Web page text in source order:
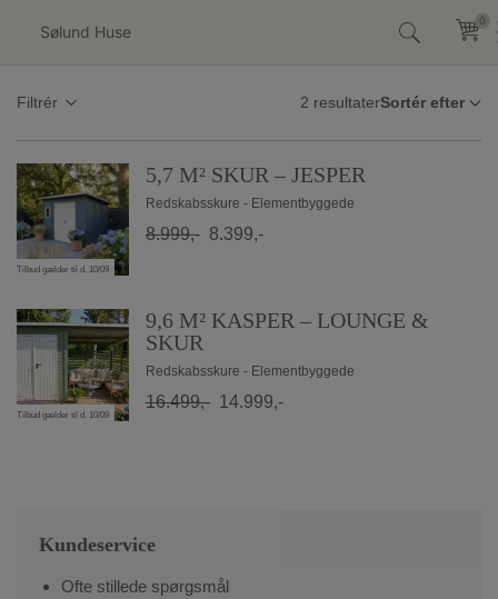
00
Filtrér 2 resultater
Tilbud gælder til d. 10/09
5,7 M² SKUR – JESPER
Redskabsskure - Elementbyggede
8.999,- 8.399,-
Tilbud gælder til d. 10/09
9,6 M² KASPER – LOUNGE &
SKUR
Redskabsskure - Elementbyggede
16.499,- 14.999,-
Kundeservice
Ofte stillede spørgsmål